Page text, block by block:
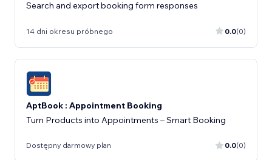
Search and export booking form responses
14 dni okresu próbnego 0.0(0)
AptBook : Appointment Booking
Turn Products into Appointments – Smart Booking
Dostępny darmowy plan 0.0(0)